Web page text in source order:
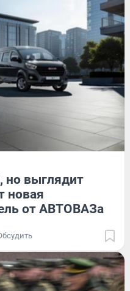
но выглядит
новая
от АВТОВАЗа